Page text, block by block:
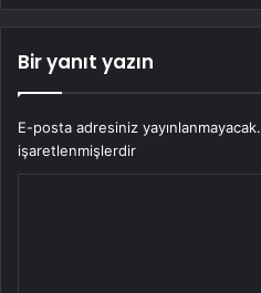
Bir yanıt yazın
E-posta adresiniz yayınlanmayacak.
işaretlenmişlerdir